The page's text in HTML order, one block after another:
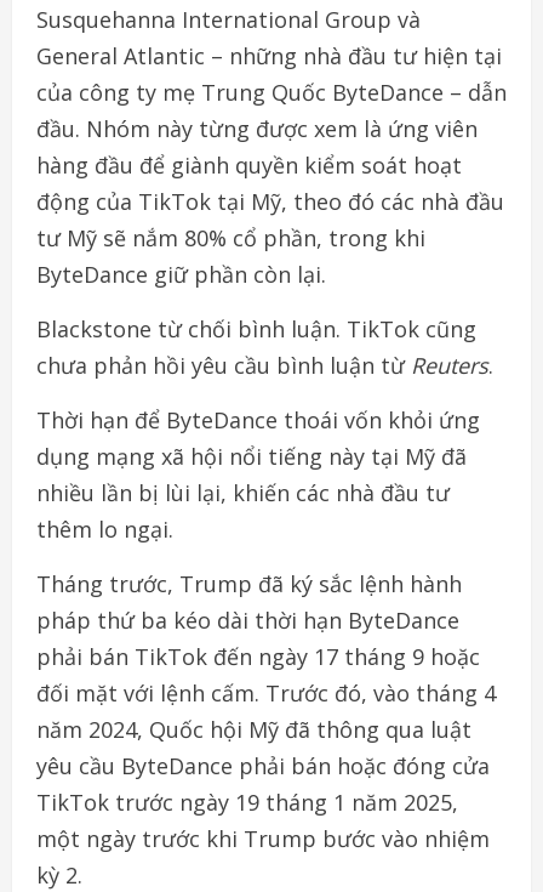
Susquehanna International Group và
General Atlantic – những nhà đầu tư hiện tại
của công ty mẹ Trung Quốc ByteDance – dẫn
đầu. Nhóm này từng được xem là ứng viên
hàng đầu để giành quyền kiểm soát hoạt
động của TikTok tại Mỹ, theo đó các nhà đầu
tư Mỹ sẽ nắm 80% cổ phần, trong khi
ByteDance giữ phần còn lại.
Blackstone từ chối bình luận. TikTok cũng
chưa phản hồi yêu cầu bình luận từ Reuters.
Thời hạn để ByteDance thoái vốn khỏi ứng
dụng mạng xã hội nổi tiếng này tại Mỹ đã
nhiều lần bị lùi lại, khiến các nhà đầu tư
thêm lo ngại.
Tháng trước, Trump đã ký sắc lệnh hành
pháp thứ ba kéo dài thời hạn ByteDance
phải bán TikTok đến ngày 17 tháng 9 hoặc
đối mặt với lệnh cấm. Trước đó, vào tháng 4
năm 2024, Quốc hội Mỹ đã thông qua luật
yêu cầu ByteDance phải bán hoặc đóng cửa
TikTok trước ngày 19 tháng 1 năm 2025,
một ngày trước khi Trump bước vào nhiệm
kỳ 2.